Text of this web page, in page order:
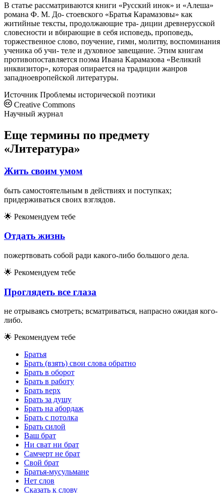
В статье рассматриваются книги «Русский инок» и «Алеша»
романа Ф. М. До- стоевского «Братья Карамазовы» как
житийные тексты, продолжающие тра- диции древнерусской
словесности и вбирающие в себя исповедь, проповедь,
торжественное слово, поучение, гимн, молитву, воспоминания
ученика об учи- теле и духовное завещание. Этим книгам
противопоставляется поэма Ивана Карамазова «Великий
инквизитор», которая опирается на традиции жанров
западноевропейской литературы.
Источник Проблемы исторической поэтики
Creative Commons
Научный журнал
Еще термины по предмету
«Литература»
Жить своим умом
быть самостоятельным в действиях и поступках;
придерживаться своих взглядов.
🌟 Рекомендуем тебе
Отдать жизнь
пожертвовать собой ради какого-либо большого дела.
🌟 Рекомендуем тебе
Проглядеть все глаза
не отрываясь смотреть; всматриваться, напрасно ожидая кого-
либо.
🌟 Рекомендуем тебе
Братья
Брать (взять) свои слова обратно
Брать в оборот
Брать в работу
Брать верх
Брать за душу
Брать на абордаж
Брать с потолка
Брать силой
Ваш брат
Ни сват ни брат
Самчерт не брат
Свой брат
Братья-мусульмане
Нет слов
Сказать к слову